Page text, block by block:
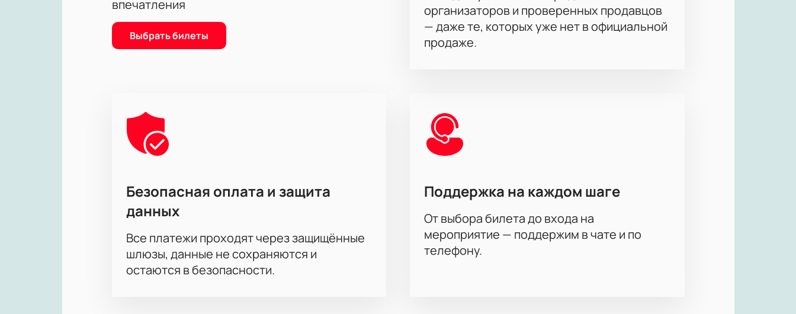
впечатления
Выбрать билеты
организаторов и проверенных продавцов
— даже те, которых уже нет в официальной
продаже.
Безопасная оплата и защита
данных
Все платежи проходят через защищённые
шлюзы, данные не сохраняются и
остаются в безопасности.
Поддержка на каждом шаге
От выбора билета до входа на
мероприятие — поддержим в чате и по
телефону.